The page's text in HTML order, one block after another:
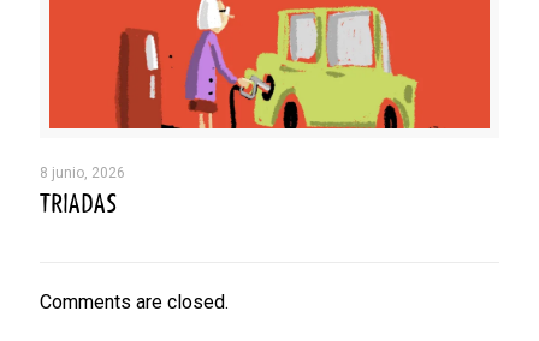
8 junio, 2026
TRIADAS
Comments are closed.